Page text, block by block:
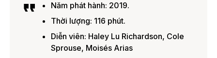
Năm phát hành: 2019.
Thời lượng: 116 phút.
Diễn viên: Haley Lu Richardson, Cole
Sprouse, Moisés Arias